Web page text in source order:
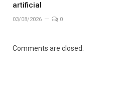
artificial
03/08/2026 0
Comments are closed.